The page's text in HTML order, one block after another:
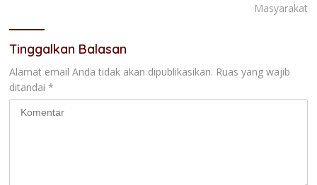
Masyarakat
Tinggalkan Balasan
Alamat email Anda tidak akan dipublikasikan. Ruas yang wajib
ditandai *